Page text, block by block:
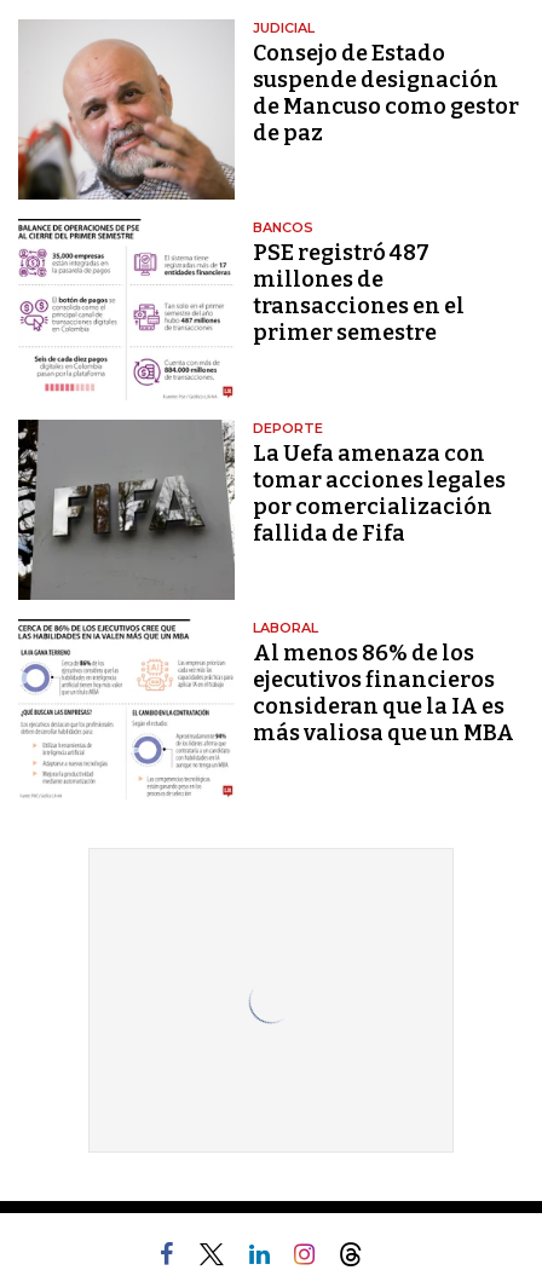
JUDICIAL
Consejo de Estado
suspende designación
de Mancuso como gestor
de paz
BANCOS
PSE registró 487
millones de
transacciones en el
primer semestre
DEPORTE
La Uefa amenaza con
tomar acciones legales
por comercialización
fallida de Fifa
LABORAL
Al menos 86% de los
ejecutivos financieros
consideran que la IA es
más valiosa que un MBA